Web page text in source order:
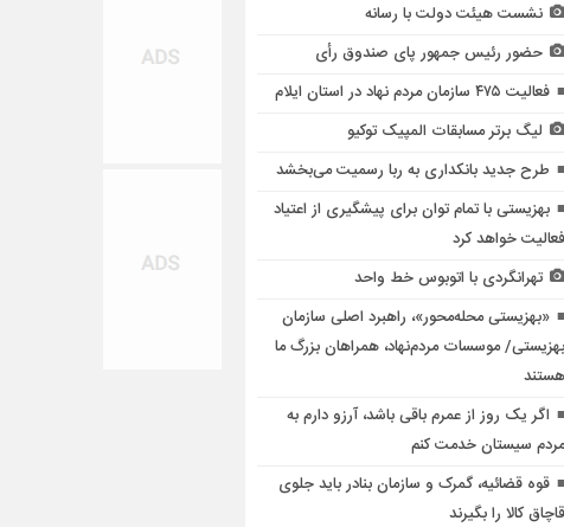
نشست هیئت دولت با رسانه
حضور رئیس جمهور پای صندوق رأی
فعالیت ۴۷۵ سازمان مردم نهاد در استان ایلام
لیگ برتر مسابقات المپیک توکیو
طرح جدید بانکداری به ربا رسمیت می‌بخشد
بهزیستی با تمام توان برای پیشگیری از اعتیاد
فعالیت خواهد کرد
تهرانگردی با اتوبوس خط واحد
«بهزیستی محله‌محور»، راهبرد اصلی سازمان
بهزیستی/ موسسات مردم‌نهاد، همراهان بزرگ ما
هستند
اگر یک روز از عمرم باقی باشد، آرزو دارم به
مردم سیستان خدمت کنم
قوه قضائیه، گمرک و سازمان بنادر باید جلوی
قاچاق کالا را بگیرند